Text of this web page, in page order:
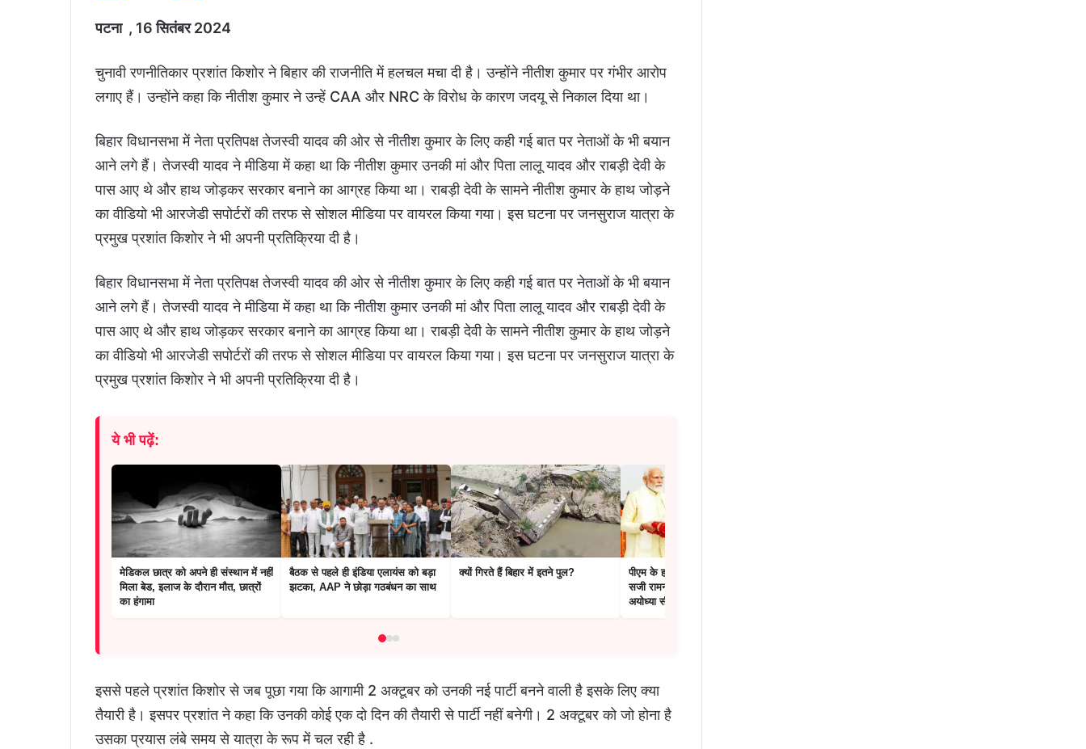
पटना , 16 सितंबर 2024
चुनावी रणनीतिकार प्रशांत किशोर ने बिहार की राजनीति में हलचल मचा दी है। उन्होंने नीतीश कुमार पर गंभीर आरोप
लगाए हैं। उन्होंने कहा कि नीतीश कुमार ने उन्हें CAA और NRC के विरोध के कारण जदयू से निकाल दिया था।
बिहार विधानसभा में नेता प्रतिपक्ष तेजस्वी यादव की ओर से नीतीश कुमार के लिए कही गई बात पर नेताओं के भी बयान
आने लगे हैं। तेजस्वी यादव ने मीडिया में कहा था कि नीतीश कुमार उनकी मां और पिता लालू यादव और राबड़ी देवी के
पास आए थे और हाथ जोड़कर सरकार बनाने का आग्रह किया था। राबड़ी देवी के सामने नीतीश कुमार के हाथ जोड़ने
का वीडियो भी आरजेडी सपोर्टरों की तरफ से सोशल मीडिया पर वायरल किया गया। इस घटना पर जनसुराज यात्रा के
प्रमुख प्रशांत किशोर ने भी अपनी प्रतिक्रिया दी है।
बिहार विधानसभा में नेता प्रतिपक्ष तेजस्वी यादव की ओर से नीतीश कुमार के लिए कही गई बात पर नेताओं के भी बयान
आने लगे हैं। तेजस्वी यादव ने मीडिया में कहा था कि नीतीश कुमार उनकी मां और पिता लालू यादव और राबड़ी देवी के
पास आए थे और हाथ जोड़कर सरकार बनाने का आग्रह किया था। राबड़ी देवी के सामने नीतीश कुमार के हाथ जोड़ने
का वीडियो भी आरजेडी सपोर्टरों की तरफ से सोशल मीडिया पर वायरल किया गया। इस घटना पर जनसुराज यात्रा के
प्रमुख प्रशांत किशोर ने भी अपनी प्रतिक्रिया दी है।
ये भी पढ़ें:
मेडिकल छात्र को अपने ही संस्थान में नहीं
मिला बेड, इलाज के दौरान मौत, छात्रों
का हंगामा
बैठक से पहले ही इंडिया एलायंस को बड़ा
झटका, AAP ने छोड़ा गठबंधन का साथ
क्यों गिरते हैं बिहार में इतने पुल?
पीएम के हाथों ध्वजारोहण के लिए फूलों से
सजी रामनगरी…मेहमान आने शुरू,
अयोध्या सील
इससे पहले प्रशांत किशोर से जब पूछा गया कि आगामी 2 अक्टूबर को उनकी नई पार्टी बनने वाली है इसके लिए क्या
तैयारी है। इसपर प्रशांत ने कहा कि उनकी कोई एक दो दिन की तैयारी से पार्टी नहीं बनेगी। 2 अक्टूबर को जो होना है
उसका प्रयास लंबे समय से यात्रा के रूप में चल रही है .